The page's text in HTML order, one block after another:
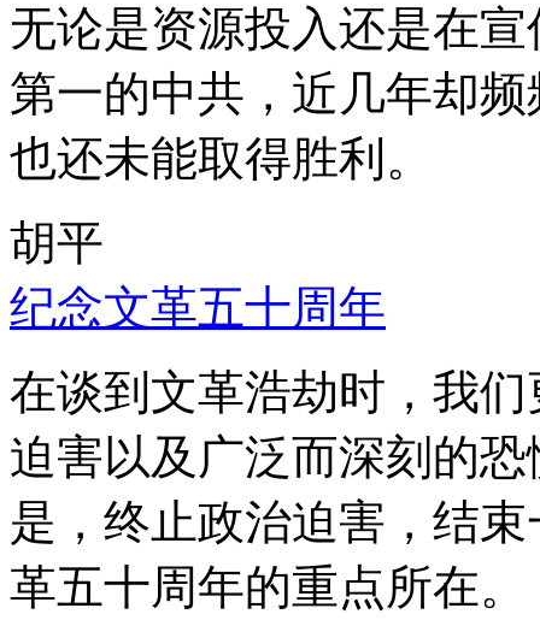
无论是资源投入还是在
第一的中共，近几年却
也还未能取得胜利。
胡平
纪念文革五十周年
在谈到文革浩劫时，我
迫害以及广泛而深刻的
是，终止政治迫害，结
革五十周年的重点所在。